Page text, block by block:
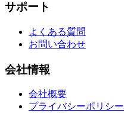
サポート
よくある質問
お問い合わせ
会社情報
会社概要
プライバシーポリシー